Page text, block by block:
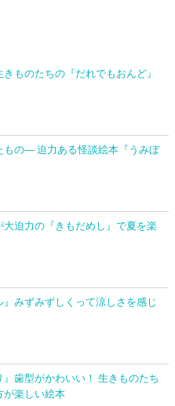
ものたちの『だれでもおんど』
もの― 迫力ある怪談絵本『うみぼ
大迫力の『きもだめし』で夏を楽
』みずみずしくって涼しさを感じ
』歯型がかわいい！ 生きものたち
が楽しい絵本